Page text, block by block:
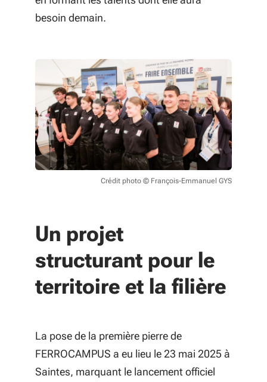
besoin demain.
Crédit photo © François-Emmanuel GYS
Un projet
structurant pour le
territoire et la filière
La pose de la première pierre de
FERROCAMPUS a eu lieu le 23 mai 2025 à
Saintes, marquant le lancement officiel